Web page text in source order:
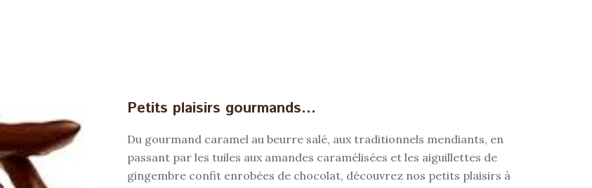
Petits plaisirs gourmands…
Du gourmand caramel au beurre salé, aux traditionnels mendiants, en
passant par les tuiles aux amandes caramélisées et les aiguillettes de
gingembre confit enrobées de chocolat, découvrez nos petits plaisirs à